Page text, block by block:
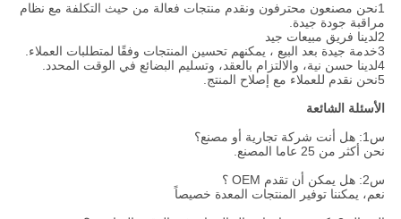
1نحن مصنعون محترفون ونقدم منتجات فعالة من حيث التكلفة مع نظام
مراقبة جودة جيدة.
2لدينا فريق مبيعات جيد
3خدمة جيدة بعد البيع ، يمكنهم تحسين المنتجات وفقًا لمتطلبات العملاء.
4لدينا حسن نية، والالتزام بالعقد، وتسليم البضائع في الوقت المحدد.
5نحن نقدم للعملاء مع إصلاح المنتج.
الأسئلة الشائعة
س1: هل أنت شركة تجارية أو مصنع؟
نحن أكثر من 25 عاما المصنع.
س2: هل يمكن أن تقدم OEM ؟
نعم، يمكننا توفير المنتجات المعدة خصيصاً